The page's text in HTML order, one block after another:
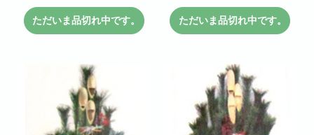
※こちらの商品は12月4日までに
ご注文頂きましたお客様に
ただいま品切れ中です。
ご注文頂きましたお客様に
受注生産での販売とさせて頂き
ます
ただいま品切れ中です。